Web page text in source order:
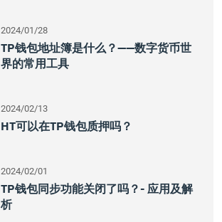
2024/01/28
TP钱包地址簿是什么？——数字货币世
界的常用工具
2024/02/13
HT可以在TP钱包质押吗？
2024/02/01
TP钱包同步功能关闭了吗？- 应用及解
析